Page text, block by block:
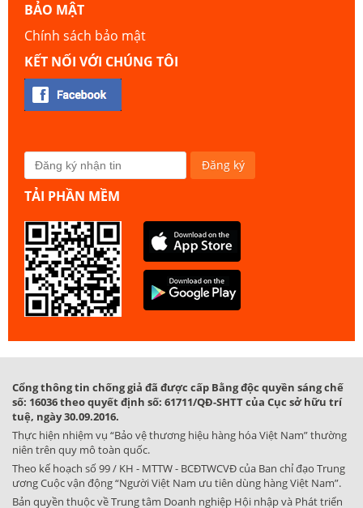
BẢO MẬT
Chính sách bảo mật
KẾT NỐI VỚI CHÚNG TÔI
TẢI PHẦN MỀM
Cổng thông tin chống giả đã được cấp Bằng độc quyền sáng chế
số: 16036 theo quyết định số: 61711/QĐ-SHTT của Cục sở hữu trí
tuệ, ngày 30.09.2016.
Thực hiện nhiệm vụ “Bảo vệ thương hiệu hàng hóa Việt Nam” thường
niên trên quy mô toàn quốc.
Theo kế hoạch số 99 / KH - MTTW - BCĐTWCVĐ của Ban chỉ đạo Trung
ương Cuộc vận động “Người Việt Nam ưu tiên dùng hàng Việt Nam”.
Bản quyền thuộc về Trung tâm Doanh nghiệp Hội nhập và Phát triển